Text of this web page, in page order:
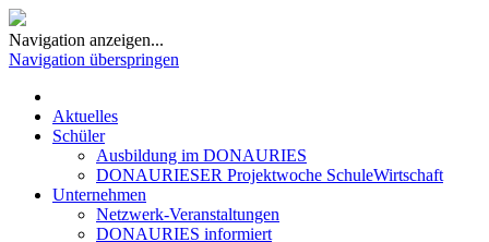
Navigation anzeigen...
Navigation überspringen
Aktuelles
Schüler
Ausbildung im DONAURIES
DONAURIESER Projektwoche SchuleWirtschaft
Unternehmen
Netzwerk-Veranstaltungen
DONAURIES informiert